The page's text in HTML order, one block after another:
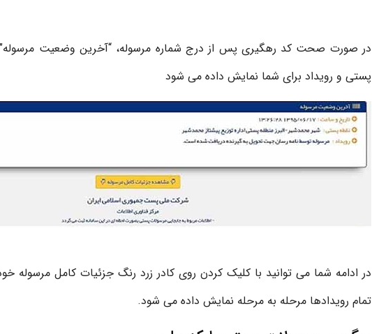
در صورت صحت کد رهگیری پس از درج شماره مرسوله، “آخرین وضعیت
پستی و رویداد برای شما نمایش داده می شود
در ادامه شما می توانید با کلیک کردن روی کادر زرد رنگ جزئیات کامل مرسوله
تمام رویدادها مرحله به مرحله نمایش داده می شود.